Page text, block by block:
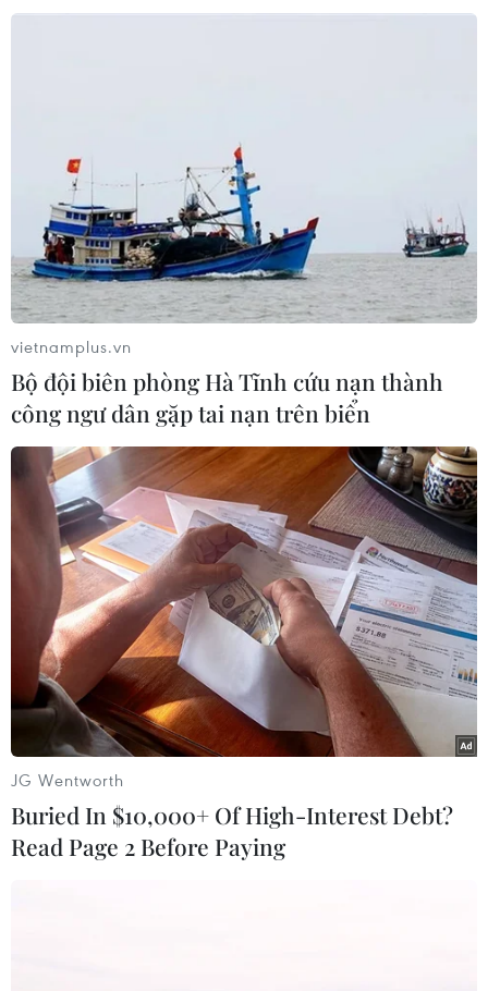
#IoT Hub #Internet vạn vật
#start-up
#cách mạng công nghiệp lần thứ 4
Theo dõi VietnamPlus
TIN LIÊN QUAN
vietnamplus.vn
Bộ đội biên phòng Hà Tĩnh cứu nạn thành
công ngư dân gặp tai nạn trên biển
JG Wentworth
Buried In $10,000+ Of High-Interest Debt?
Read Page 2 Before Paying